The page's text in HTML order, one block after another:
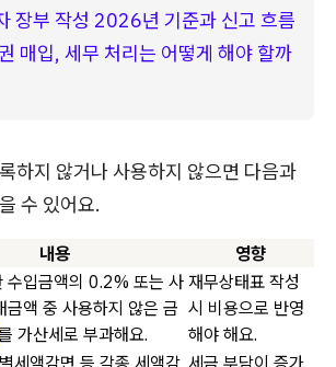
장부 작성 2026년 기준과 신고 흐름
매입, 세무 처리는 어떻게 해야 할까
하지 않거나 사용하지 않으면 다음과
수 있어요.
내용
영향
수입금액의 0.2% 또는 사
금액 중 사용하지 않은 금
가산세로 부과해요.
재무상태표 작성
시 비용으로 반영
해야 해요.
세액감면 등 각종 세액감 세금 부담이 증가